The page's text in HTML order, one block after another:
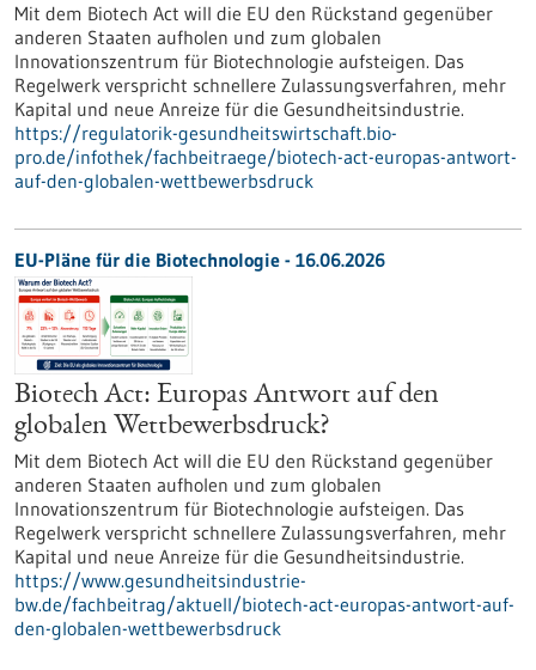
Mit dem Biotech Act will die EU den Rückstand gegenüber
anderen Staaten aufholen und zum globalen
Innovationszentrum für Biotechnologie aufsteigen. Das
Regelwerk verspricht schnellere Zulassungsverfahren, mehr
Kapital und neue Anreize für die Gesundheitsindustrie.
https://regulatorik-gesundheitswirtschaft.bio-
pro.de/infothek/fachbeitraege/biotech-act-europas-antwort-
auf-den-globalen-wettbewerbsdruck
EU-Pläne für die Biotechnologie - 16.06.2026
Biotech Act: Europas Antwort auf den
globalen Wettbewerbsdruck?
Mit dem Biotech Act will die EU den Rückstand gegenüber
anderen Staaten aufholen und zum globalen
Innovationszentrum für Biotechnologie aufsteigen. Das
Regelwerk verspricht schnellere Zulassungsverfahren, mehr
Kapital und neue Anreize für die Gesundheitsindustrie.
https://www.gesundheitsindustrie-
bw.de/fachbeitrag/aktuell/biotech-act-europas-antwort-auf-
den-globalen-wettbewerbsdruck